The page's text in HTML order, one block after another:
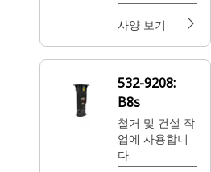
사양 보기
532-9208:
B8s
철거 및 건설 작
업에 사용합니
다.